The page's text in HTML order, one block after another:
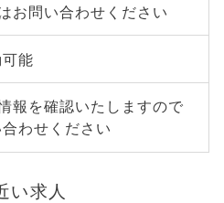
お問い合わせください
能
報を確認いたしますので
わせください
い求人